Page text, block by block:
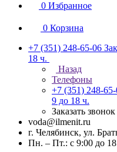
0 Избранное
0 Корзина
+7 (351) 248-65-06
18 ч.
Назад
Телефоны
+7 (351) 248-
9 до 18 ч.
Заказать звонок
voda@ilmenit.ru
г. Челябинск, ул.
Пн. – Пт.: с 9:00 до